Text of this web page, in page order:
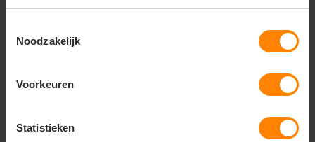
Noodzakelijk
Voorkeuren
Statistieken